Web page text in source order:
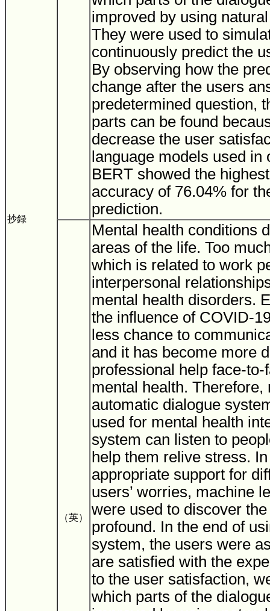
抄録
improved by using
They were used to
continuously predict the
By observing how the
change after the users
predetermined question,
parts can be found
decrease the user
language models used
BERT showed the
accuracy of 76.04% for
prediction.
（英）
Mental health conditions
areas of the life. Too
which is related to work
interpersonal
mental health disorders.
the influence of COVID-
less chance to
and it has become more
professional help face-
mental health. Therefore,
automatic dialogue
used for mental health
system can listen to
help them relive stress.
appropriate support for
users’ worries, machine
were used to discover
profound. In the end of
system, the users were
are satisfied with the
to the user satisfaction,
which parts of the